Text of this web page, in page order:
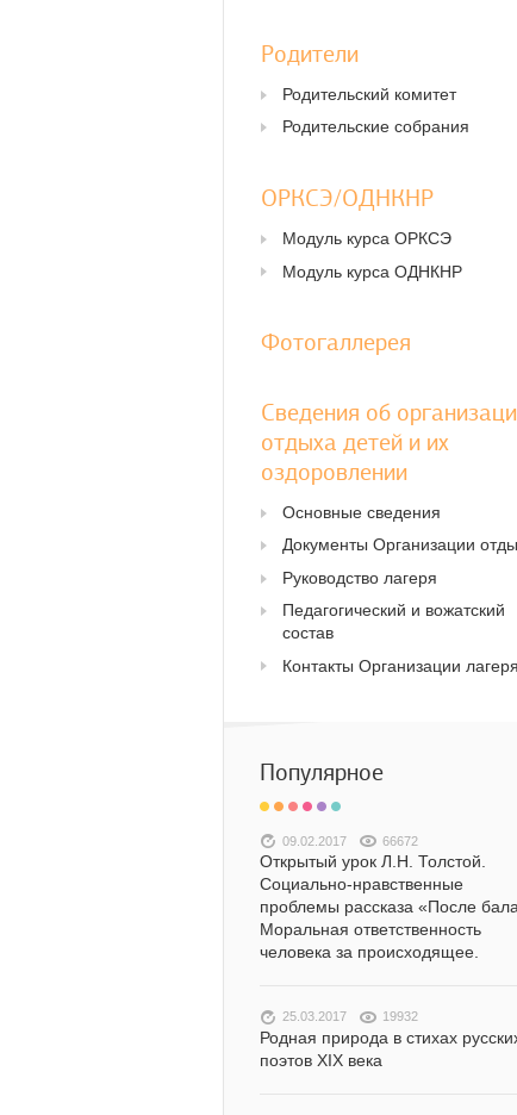
Родители
Родительский комитет
Родительские собрания
ОРКСЭ/ОДНКНР
Модуль курса ОРКСЭ
Модуль курса ОДНКНР
Фотогаллерея
Сведения об
отдыха детей и их
оздоровлении
Основные сведения
Документы Организации
Руководство лагеря
Педагогический и вожатский
состав
Контакты Организации лагеря
Популярное
09.02.2017 66672
Открытый урок Л.Н. Толстой.
Социально-нравственные
проблемы рассказа «После
Моральная ответственность
человека за происходящее.
25.03.2017 19932
Родная природа в стихах
поэтов XIX века